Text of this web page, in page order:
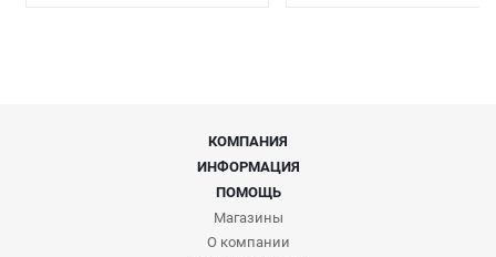
КОМПАНИЯ
ИНФОРМАЦИЯ
ПОМОЩЬ
Магазины
О компании